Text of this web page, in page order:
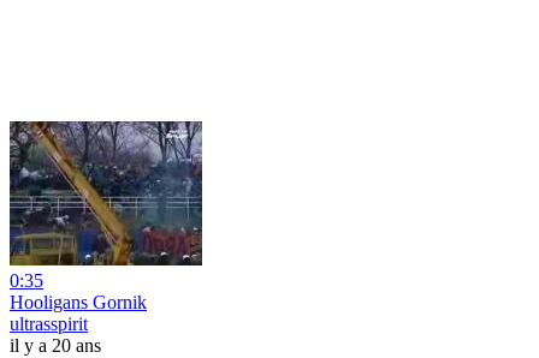
0:35
Hooligans Gornik
ultrasspirit
il y a 20 ans